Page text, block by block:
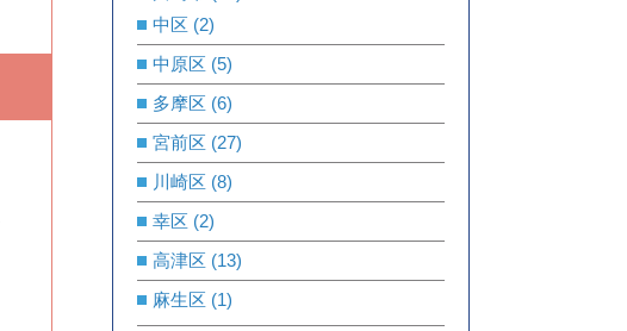
中区 (2)
中原区 (5)
多摩区 (6)
宮前区 (27)
川崎区 (8)
幸区 (2)
高津区 (13)
麻生区 (1)